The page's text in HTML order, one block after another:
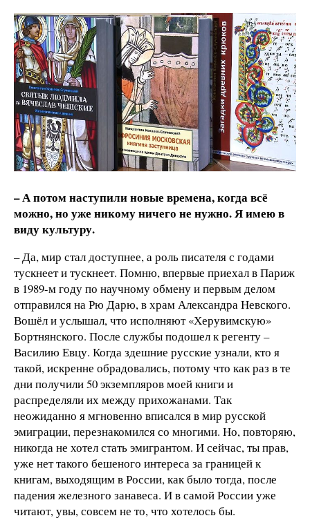
– А потом наступили новые времена, когда всё
можно, но уже никому ничего не нужно. Я имею в
виду культуру.
– Да, мир стал доступнее, а роль писателя с годами
тускнеет и тускнеет. Помню, впервые приехал в Париж
в 1989-м году по научному обмену и первым делом
отправился на Рю Дарю, в храм Александра Невского.
Вошёл и услышал, что исполняют «Херувимскую»
Бортнянского. После службы подошел к регенту –
Василию Евцу. Когда здешние русские узнали, кто я
такой, искренне обрадовались, потому что как раз в те
дни получили 50 экземпляров моей книги и
распределяли их между прихожанами. Так
неожиданно я мгновенно вписался в мир русской
эмиграции, перезнакомился со многими. Но, повторяю,
никогда не хотел стать эмигрантом. И сейчас, ты прав,
уже нет такого бешеного интереса за границей к
книгам, выходящим в России, как было тогда, после
падения железного занавеса. И в самой России уже
читают, увы, совсем не то, что хотелось бы.